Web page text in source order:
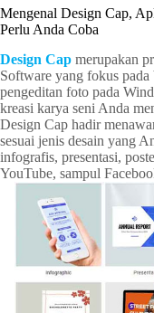
Mengenal Design Cap,
Perlu Anda Coba
Design Cap merupakan
Software yang fokus
pengeditan foto pada
kreasi karya seni Anda
Design Cap hadir
sesuai jenis desain yang
infografis, presentasi,
YouTube, sampul